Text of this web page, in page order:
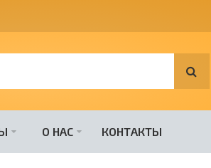
О НАС КОНТАКТЫ